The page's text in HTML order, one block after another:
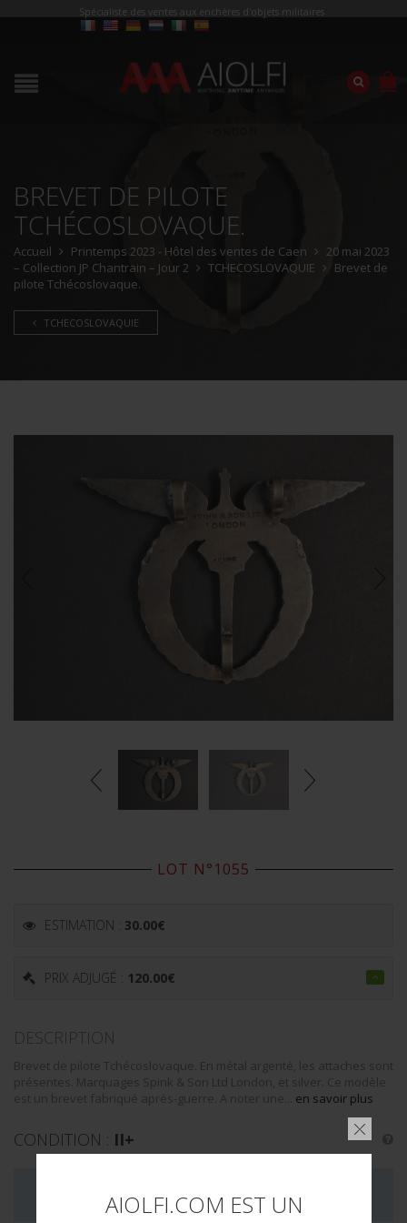
AIOLFI.COM EST UN
Spécialiste des ventes aux enchères d'objets militaires
BREVET DE PILOTE
TCHÉCOSLOVAQUE.
Accueil Printemps 2023 - Hôtel des ventes de Caen
20 mai 2023
– Collection JP Chantrain – Jour 2
TCHECOSLOVAQUIE
Brevet de
pilote Tchécoslovaque.
TCHECOSLOVAQUIE
LOT N°1055
ESTIMATION : 30.00€
PRIX ADJUGÉ : 120.00€
DESCRIPTION
Brevet de pilote Tchécoslovaque. En métal argenté, les attaches sont
présentes. Marquages Spink & Son Ltd London, et silver. Ce modèle
est un brevet fabriqué après-guerre. A noter une... en savoir plus
CONDITION : II+
LA VENTE DE CE LOT EST MAINTENANT TERMINÉE